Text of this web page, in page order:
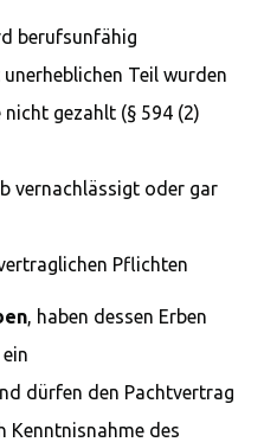
berufsunfähig
Teil wurden
gezahlt (§ 594 (2)
vernachlässigt oder gar
Pflichten
, haben dessen Erben
dürfen den Pachtvertrag
Kenntnisnahme des